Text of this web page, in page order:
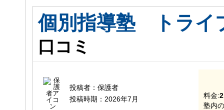
個別指導塾 トライ
口コミ
投稿者： 保護者
投稿時期： 2026年7月 料金:
塾内